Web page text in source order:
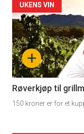
Forsiden
akkurat
nå
-
4
+
UKENS VIN
Røverkjøp til
150 kroner er for et